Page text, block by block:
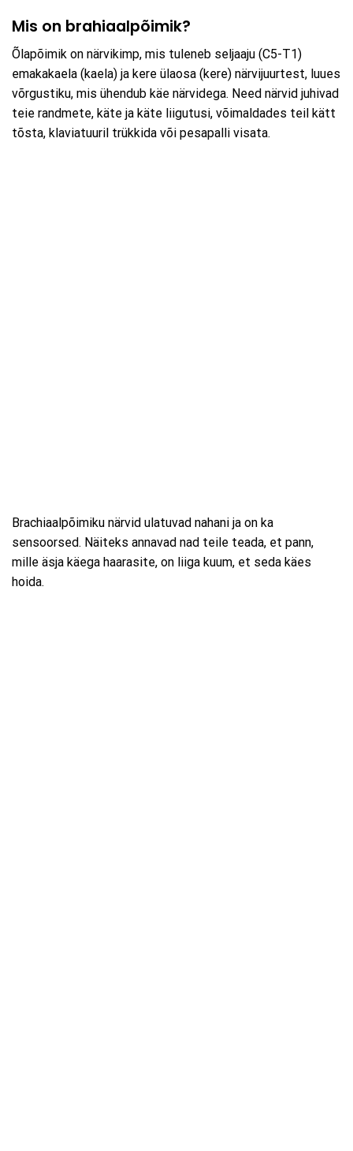
Mis on brahiaalpõimik?
Õlapõimik on närvikimp, mis tuleneb seljaaju (C5-T1)
emakakaela (kaela) ja kere ülaosa (kere) närvijuurtest, luues
võrgustiku, mis ühendub käe närvidega. Need närvid juhivad
teie randmete, käte ja käte liigutusi, võimaldades teil kätt
tõsta, klaviatuuril trükkida või pesapalli visata.
Brachiaalpõimiku närvid ulatuvad nahani ja on ka
sensoorsed. Näiteks annavad nad teile teada, et pann,
mille äsja käega haarasite, on liiga kuum, et seda käes
hoida.